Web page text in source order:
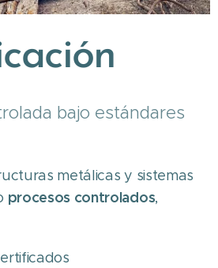
bajo estándares
metálicas y sistemas
procesos controlados,